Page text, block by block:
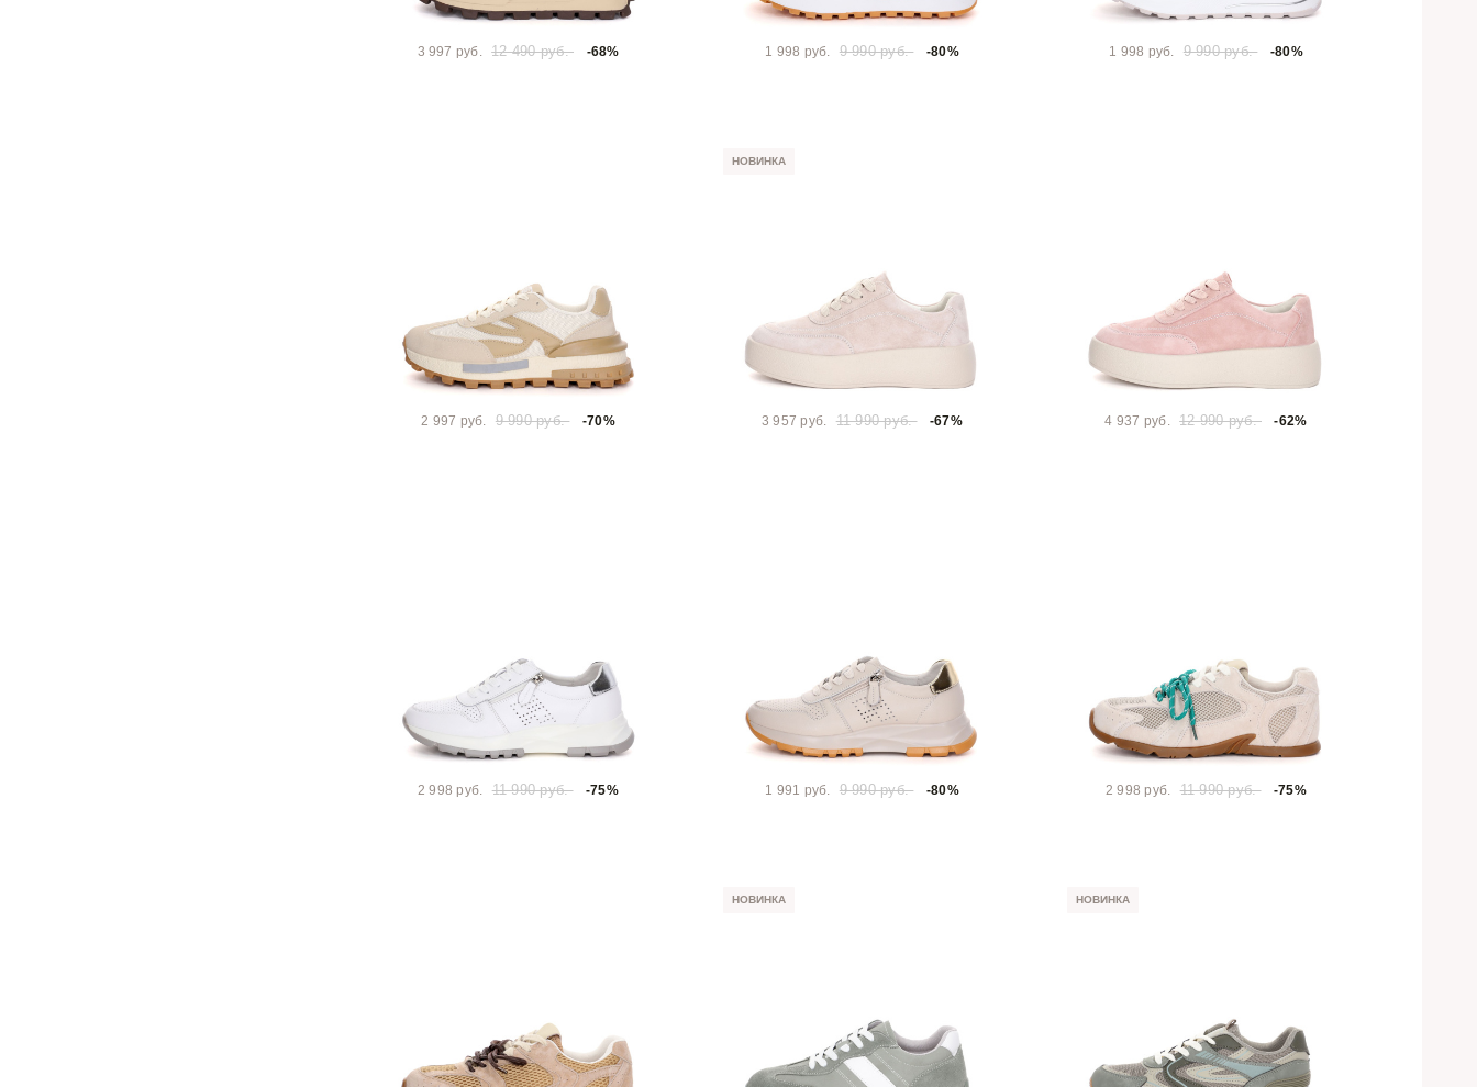
3 997 руб. 12 490 руб. -68% 1 998 руб. 9 990 руб. -80% 1 998 руб. 9 990 руб. -80%
2 997 руб. 9 990 руб. -70%
НОВИНКА
3 957 руб. 11 990 руб. -67% 4 937 руб. 12 990 руб. -62%
2 998 руб. 11 990 руб. -75% 1 991 руб. 9 990 руб. -80% 2 998 руб. 11 990 руб. -75%
НОВИНКА НОВИНКА